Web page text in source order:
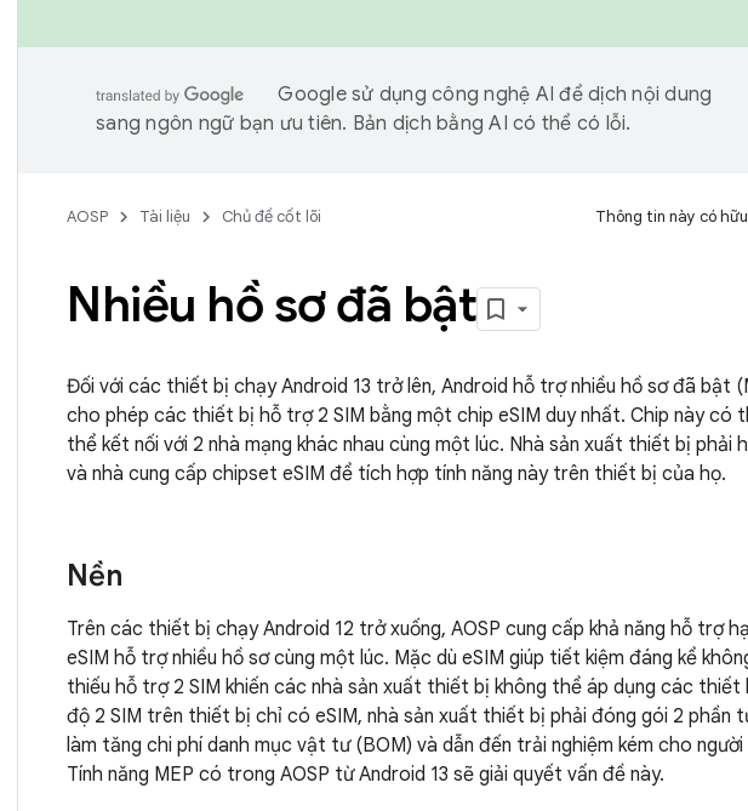
Google sử dụng công nghệ AI để dịch nội dung
sang ngôn ngữ bạn ưu tiên. Bản dịch bằng AI có thể có lỗi.
AOSP Tài liệu Chủ đề cốt lõi Thông tin này có
Nhiều hồ sơ đã bật
Đối với các thiết bị chạy Android 13 trở lên, Android hỗ trợ nhiều hồ sơ đã bật
cho phép các thiết bị hỗ trợ 2 SIM bằng một chip eSIM duy nhất. Chip này có
thể kết nối với 2 nhà mạng khác nhau cùng một lúc. Nhà sản xuất thiết bị phải
và nhà cung cấp chipset eSIM để tích hợp tính năng này trên thiết bị của họ.
Nền
Trên các thiết bị chạy Android 12 trở xuống, AOSP cung cấp khả năng hỗ trợ
eSIM hỗ trợ nhiều hồ sơ cùng một lúc. Mặc dù eSIM giúp tiết kiệm đáng kể
thiếu hỗ trợ 2 SIM khiến các nhà sản xuất thiết bị không thể áp dụng các
độ 2 SIM trên thiết bị chỉ có eSIM, nhà sản xuất thiết bị phải đóng gói 2 phần
làm tăng chi phí danh mục vật tư (BOM) và dẫn đến trải nghiệm kém cho
Tính năng MEP có trong AOSP từ Android 13 sẽ giải quyết vấn đề này.